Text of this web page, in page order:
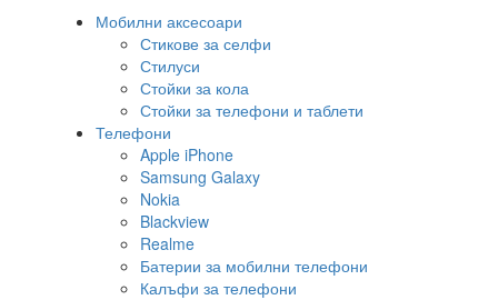
Мобилни аксесоари
Стикове за селфи
Стилуси
Стойки за кола
Стойки за телефони и таблети
Телефони
Apple iPhone
Samsung Galaxy
Nokia
Blackview
Realme
Батерии за мобилни телефони
Калъфи за телефони